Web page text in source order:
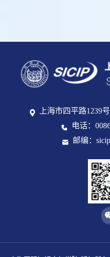
上海市四平路1239
电话：
邮编：